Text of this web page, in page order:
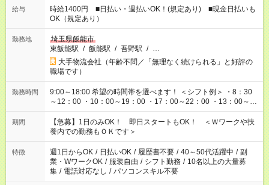
給与
時給1400円 ■日払い・週払いOK！(規定あり) ■現金日払いも
OK（規定あり）
勤務地
埼玉県飯能市
東飯能駅 / 飯能駅 / 吾野駅 / …
大手物流会社（年齢不問／「無理なく続けられる」と好評の
職場です）
勤務時間
9:00～18:00 希望の時間帯を選べます！ ＜シフト例＞ ・8：30
～12：00 ・10：00～19：00 ・17：00～22：00 ・13：00～
22：00 ・22：00～翌6：00 など
期間
【急募】1日のみOK！ 即日スタートもOK！ ＜Ｗワークや扶
養内での勤務もＯＫです＞
特徴 週1日からOK / 日払いOK / 履歴書不要 / 40～50代活躍中 / 副
業・WワークOK / 服装自由 / シフト勤務 / 10名以上の大量募
集 / 電話対応なし / パソコンスキル不要